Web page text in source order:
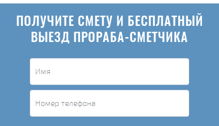
ПОЛУЧИТЕ СМЕТУ И БЕСПЛАТНЫЙ
ВЫЕЗД ПРОРАБА-СМЕТЧИКА